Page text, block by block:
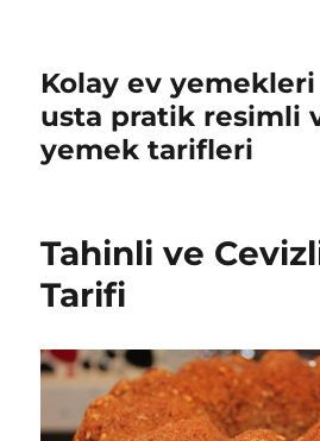
Kolay ev
usta pratik resimli
yemek tarifleri
Tahinli ve
Tarifi